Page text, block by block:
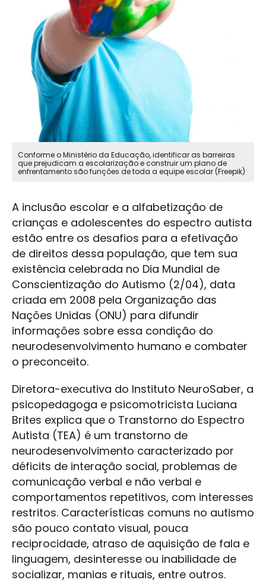
Conforme o Ministério da Educação, identificar as barreiras
que prejudicam a escolarização e construir um plano de
enfrentamento são funções de toda a equipe escolar (Freepik)
A inclusão escolar e a alfabetização de
crianças e adolescentes do espectro autista
estão entre os desafios para a efetivação
de direitos dessa população, que tem sua
existência celebrada no Dia Mundial de
Conscientização do Autismo (2/04), data
criada em 2008 pela Organização das
Nações Unidas (ONU) para difundir
informações sobre essa condição do
neurodesenvolvimento humano e combater
o preconceito.
Diretora-executiva do Instituto NeuroSaber, a
psicopedagoga e psicomotricista Luciana
Brites explica que o Transtorno do Espectro
Autista (TEA) é um transtorno de
neurodesenvolvimento caracterizado por
déficits de interação social, problemas de
comunicação verbal e não verbal e
comportamentos repetitivos, com interesses
restritos. Características comuns no autismo
são pouco contato visual, pouca
reciprocidade, atraso de aquisição de fala e
linguagem, desinteresse ou inabilidade de
socializar, manias e rituais, entre outros.